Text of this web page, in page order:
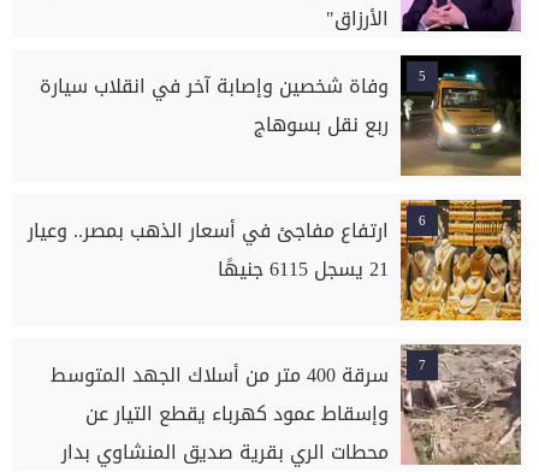
الأرزاق"
5
وفاة شخصين وإصابة آخر في انقلاب سيارة
ربع نقل بسوهاج
6
ارتفاع مفاجئ في أسعار الذهب بمصر.. وعيار
21 يسجل 6115 جنيهًا
7
سرقة 400 متر من أسلاك الجهد المتوسط
وإسقاط عمود كهرباء يقطع التيار عن
محطات الري بقرية صديق المنشاوي بدار